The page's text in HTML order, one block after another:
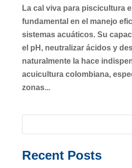
La cal viva para piscicultura
fundamental en el manejo
sistemas acuáticos. Su
el pH, neutralizar ácidos y
naturalmente la hace
acuicultura colombiana,
zonas...
Recent Posts